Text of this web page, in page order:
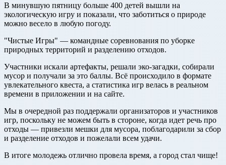
В минувшую пятницу больше 400 детей вышли на
экологическую игру и показали, что заботиться о природе
можно весело в любую погоду.
"Чистые Игры" — командные соревнования по уборке
природных территорий и разделению отходов.
Участники искали артефакты, решали эко-загадки, собирали
мусор и получали за это баллы. Всё происходило в формате
увлекательного квеста, а статистика игр велась в реальном
времени в приложении и на сайте.
Мы в очередной раз поддержали организаторов и участников
игр, поскольку не можем быть в стороне, когда идет речь про
отходы — привезли мешки для мусора, поблагодарили за сбор
и разделение отходов и пожелали всем удачи.
В итоге молодежь отлично провела время, а город стал чище!